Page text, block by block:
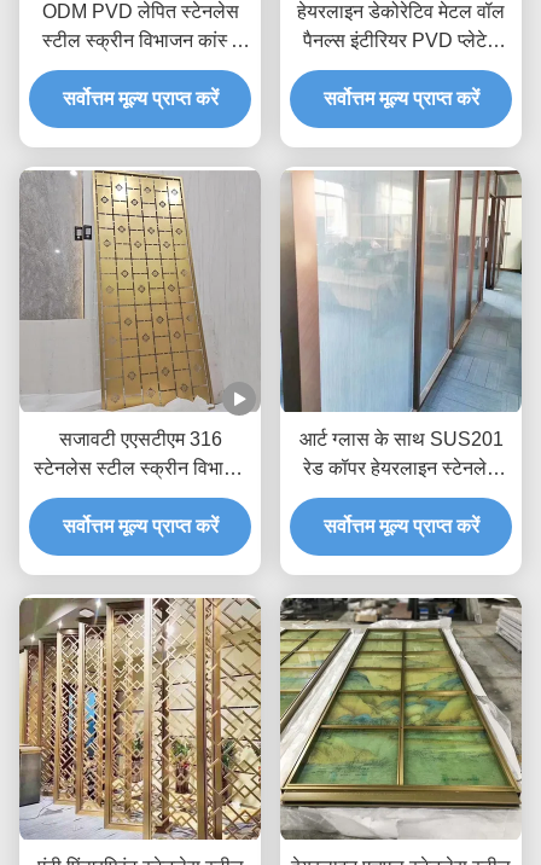
ODM PVD लेपित स्टेनलेस
स्टील स्क्रीन विभाजन कांस्य
कक्ष विभक्त 2 * 4m
सर्वोत्तम मूल्य प्राप्त करें
हेयरलाइन डेकोरेटिव मेटल वॉल
पैनल्स इंटीरियर PVD प्लेटेड
एंटीवियर
सर्वोत्तम मूल्य प्राप्त करें
सजावटी एएसटीएम 316
स्टेनलेस स्टील स्क्रीन विभाजन
जेडआर-पीतल लेजर कट
डिवाइडर
सर्वोत्तम मूल्य प्राप्त करें
आर्ट ग्लास के साथ SUS201
रेड कॉपर हेयरलाइन स्टेनलेस
स्टील रूम डिवाइडर
सर्वोत्तम मूल्य प्राप्त करें